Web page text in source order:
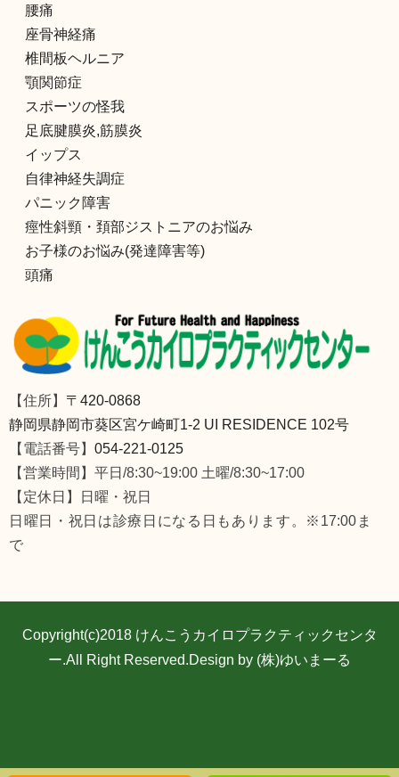
腰痛
座骨神経痛
椎間板ヘルニア
顎関節症
スポーツの怪我
足底腱膜炎,筋膜炎
イップス
自律神経失調症
パニック障害
痙性斜頸・頚部ジストニアのお悩み
お子様のお悩み(発達障害等)
頭痛
【住所】 〒420-0868
静岡県静岡市葵区宮ケ崎町1-2 UI RESIDENCE 102号
【電話番号】 054-221-0125
【営業時間】平日/8:30~19:00 土曜/8:30~17:00
【定休日】日曜・祝日
日曜日・祝日は診療日になる日もあります。※17:00ま
で
Copyright(c)2018 けんこうカイロプラクティックセンタ
ー.All Right Reserved.Design by (株)ゆいまーる